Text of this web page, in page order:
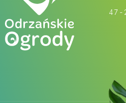
47-